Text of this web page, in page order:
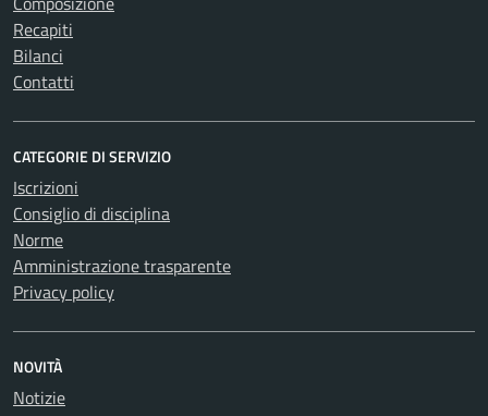
Recapiti
Bilanci
Contatti
CATEGORIE DI SERVIZIO
Iscrizioni
Consiglio di disciplina
Norme
Amministrazione trasparente
Privacy policy
NOVITÀ
Notizie